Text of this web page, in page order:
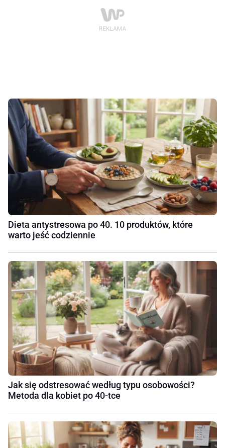
Dieta antystresowa po 40. 10 produktów, które
warto jeść codziennie
Jak się odstresować według typu osobowości?
Metoda dla kobiet po 40-tce